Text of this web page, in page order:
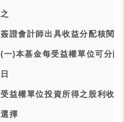
之
簽證會計師出具收益分配核閱
(一)本基金每受益權單位可分
日
受益權單位投資所得之股利收
選擇